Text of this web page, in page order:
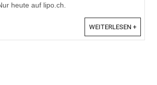
heute auf lipo.ch.
WEITERLESEN +